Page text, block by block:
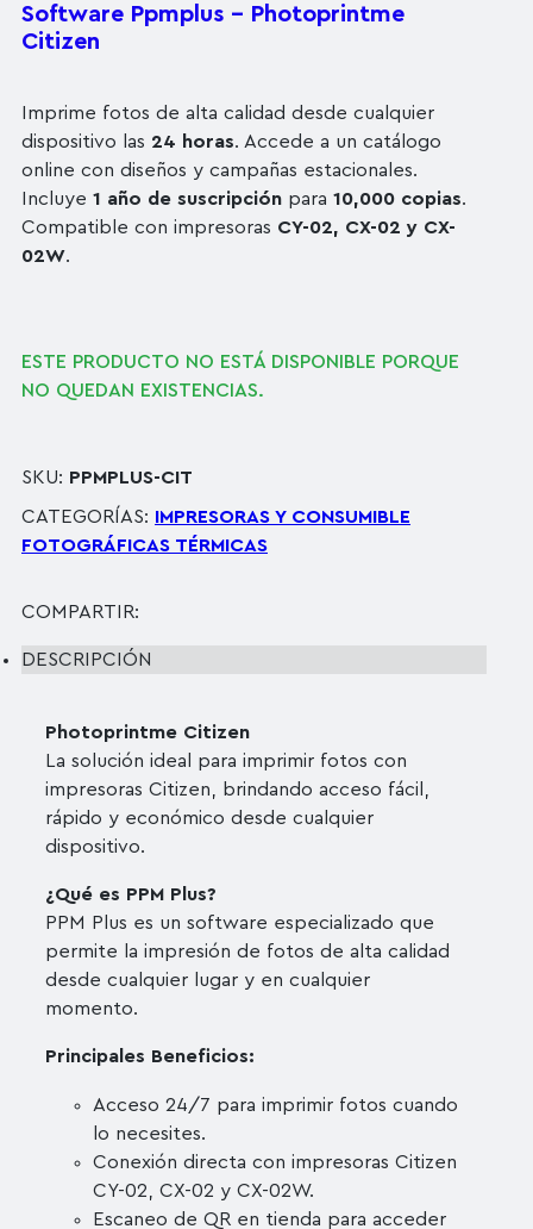
Software Ppmplus – Photoprintme
Citizen
Imprime fotos de alta calidad desde cualquier
dispositivo las 24 horas. Accede a un catálogo
online con diseños y campañas estacionales.
Incluye 1 año de suscripción para 10,000 copias.
Compatible con impresoras CY-02, CX-02 y CX-
02W.
ESTE PRODUCTO NO ESTÁ DISPONIBLE PORQUE
NO QUEDAN EXISTENCIAS.
SKU: PPMPLUS-CIT
CATEGORÍAS: IMPRESORAS Y CONSUMIBLE
FOTOGRÁFICAS TÉRMICAS
COMPARTIR:
DESCRIPCIÓN
Photoprintme Citizen
La solución ideal para imprimir fotos con
impresoras Citizen, brindando acceso fácil,
rápido y económico desde cualquier
dispositivo.
¿Qué es PPM Plus?
PPM Plus es un software especializado que
permite la impresión de fotos de alta calidad
desde cualquier lugar y en cualquier
momento.
Principales Beneficios:
Acceso 24/7 para imprimir fotos cuando
lo necesites.
Conexión directa con impresoras Citizen
CY-02, CX-02 y CX-02W.
Escaneo de QR en tienda para acceder